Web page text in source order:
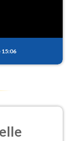
15:06